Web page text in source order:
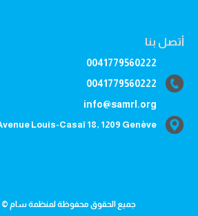
أتصل بنا
0041779560222
0041779560222
info@samrl.org
Louis-Casaï 18, 1209 Genève
جميع الحقوق محفوظة لمنظمة سام © 2023، تصميم وتطوير